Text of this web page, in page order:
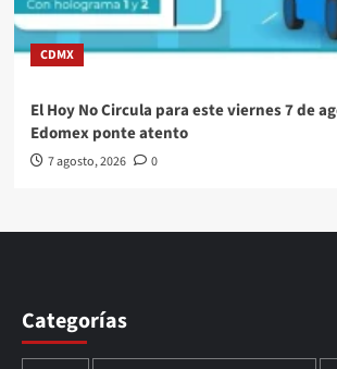
CDMX
El Hoy No Circula para este viernes 7 de
Edomex ponte atento
7 agosto, 2026 0
Categorías